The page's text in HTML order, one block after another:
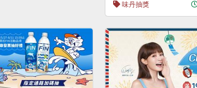
味丹抽獎